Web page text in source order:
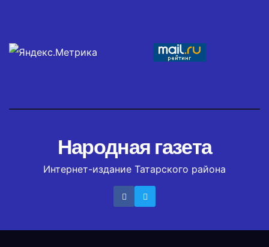
Народная газета
Интернет-издание Татарского района